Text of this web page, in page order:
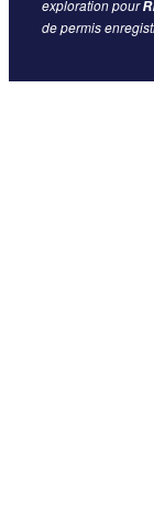
exploration pour
de permis